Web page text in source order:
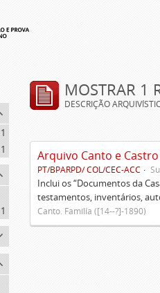
1
1
1
MOSTRAR 1
DESCRIÇÃO
Arquivo Canto e Castro
PT/BPARPD/ COL/CEC-ACC
Inclui os “Documentos da
testamentos, inventários,
Canto. Família ([14--?]-1890)